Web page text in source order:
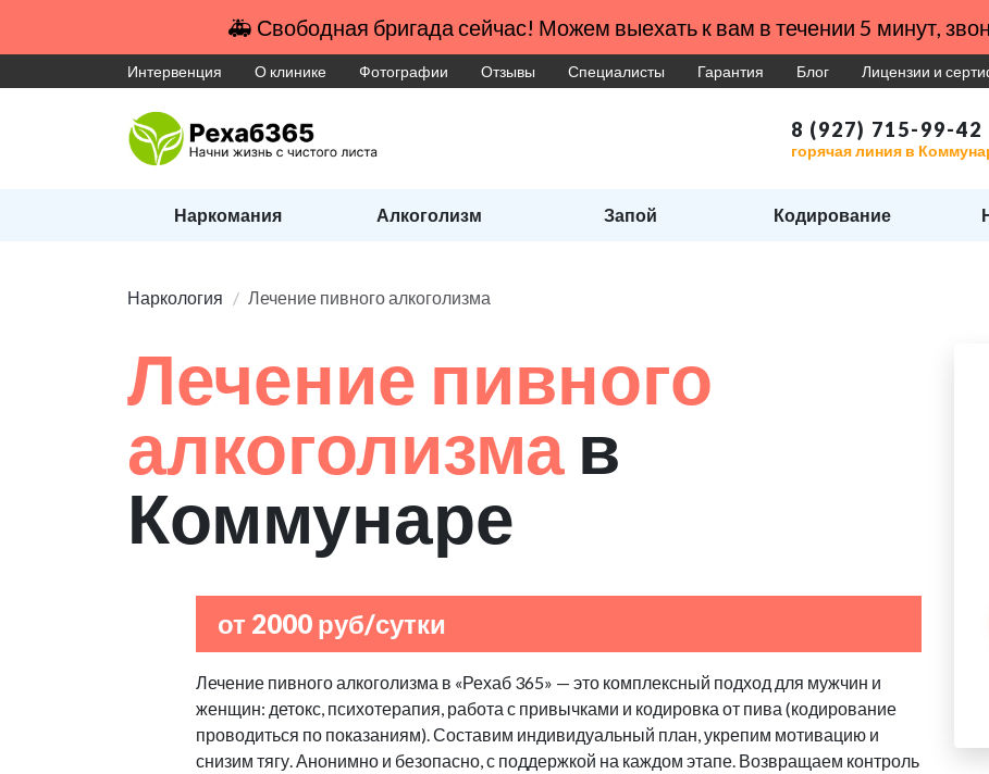
🚑 Свободная бригада сейчас! Можем выехать к вам в течении 5 минут,
Интервенция О клинике Фотографии Отзывы Специалисты Гарантия Блог Лицензии и
8 (927) 715-99-42
горячая линия в
Наркомания Алкоголизм Запой Кодирование
Наркология Лечение пивного алкоголизма
Лечение пивного
алкоголизма в
Коммунаре
от 2000 руб/сутки
Лечение пивного алкоголизма в «Рехаб 365» — это комплексный подход для мужчин и
женщин: детокс, психотерапия, работа с привычками и кодировка от пива (кодирование
проводиться по показаниям). Составим индивидуальный план, укрепим мотивацию и
снизим тягу. Анонимно и безопасно, с поддержкой на каждом этапе. Возвращаем контроль